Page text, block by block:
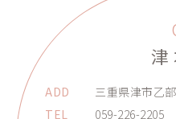
津
ADD
三重県津市乙
TEL
059-226-2205